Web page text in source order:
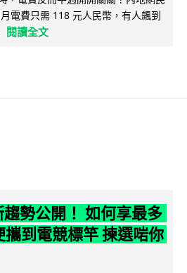
電費只需 118 元人民幣，有人飆到
閱讀全文
勢公開！ 如何享最多
到電競標竿 揀選啱你